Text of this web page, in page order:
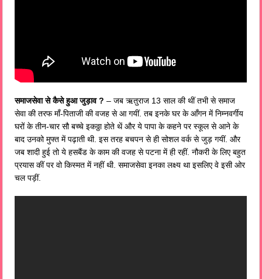
समाजसेवा से कैसे हुआ जुड़ाव ? – जब ऋतुराज 13 साल की थीं तभी से समाज
सेवा की तरफ माँ-पिताजी की वजह से आ गयीं. तब इनके घर के आँगन में निम्नवर्गीय
घरों के तीन-चार सौ बच्चे इकठ्ठा होते थें और ये पापा के कहने पर स्कूल से आने के
बाद उनको मुफ्त में पढ़ाती थी. इस तरह बचपन से ही सोशल वर्क से जुड़ गयीं. और
जब शादी हुई तो ये हसबैंड के काम की वजह से पटना में ही रहीं. नौकरी के लिए बहुत
प्रयास कीं पर वो किस्मत में नहीं थी. समाजसेवा इनका लक्ष्य था इसलिए वे इसी ओर
चल पड़ीं.